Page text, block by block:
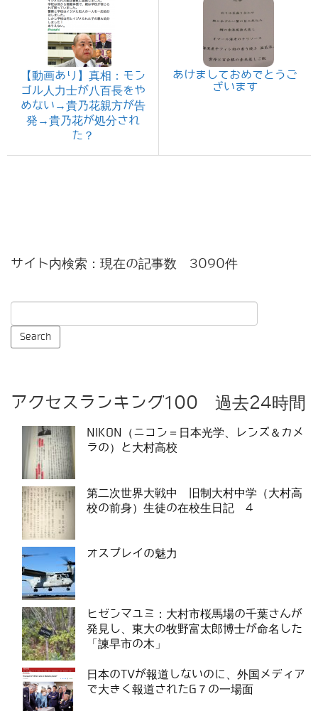
【動画あり】真相：モン
ゴル人力士が八百長をや
めない→貴乃花親方が告
発→貴乃花が処分され
た？
あけましておめでとうご
ざいます
サイト内検索：現在の記事数 3090件
アクセスランキング100 過去24時間
NIKON（ニコン＝日本光学、レンズ＆カメ
ラの）と大村高校
第二次世界大戦中 旧制大村中学（大村高
校の前身）生徒の在校生日記 4
オスプレイの魅力
ヒゼンマユミ：大村市桜馬場の千葉さんが
発見し、東大の牧野富太郎博士が命名した
「諫早市の木」
日本のTVが報道しないのに、外国メディア
で大きく報道されたG７の一場面